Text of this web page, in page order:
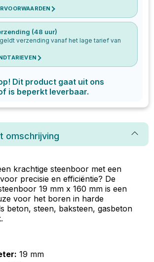
(48 uur)
verzending vanaf het lage tarief van
Dit product gaat uit ons
is beperkt leverbaar.
omschrijving
krachtige steenboor met een
precisie en efficiëntie? De
19 mm x 160 mm is een
voor het boren in harde
beton, steen, baksteen, gasbeton
19 mm